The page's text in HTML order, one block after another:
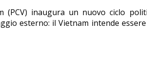
inaugura un nuovo ciclo
esterno: il Vietnam intende